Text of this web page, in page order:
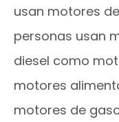
usan motores
personas usan
diesel como
motores
motores de